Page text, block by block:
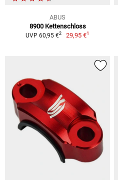
ABUS
8900 Kettenschloss
UVP 60,95 €2 29,95 €1